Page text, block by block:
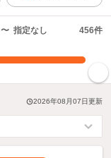
〜 指定なし 456件
2026年08月07日更新